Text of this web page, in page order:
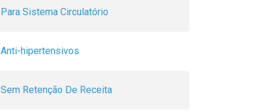
Para Sistema Circulatório
Anti-hipertensivos
Sem Retenção De Receita